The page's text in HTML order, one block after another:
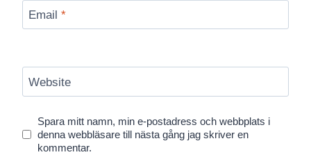
Email *
Website
Spara mitt namn, min e-postadress och webbplats i
denna webbläsare till nästa gång jag skriver en
kommentar.